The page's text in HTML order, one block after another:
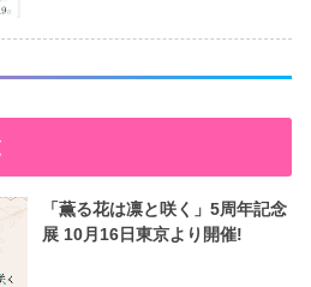
「薫る花は凛と咲く」5周年記念
展 10月16日東京より開催!